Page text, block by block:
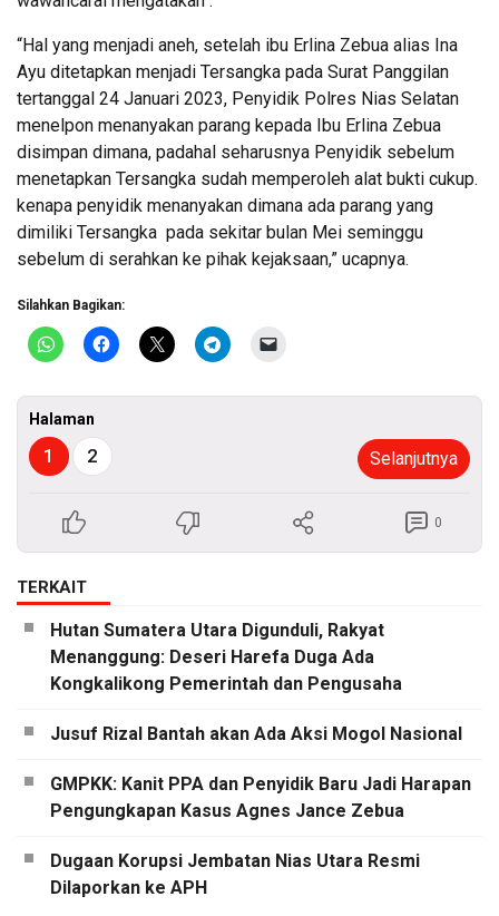
“Hal yang menjadi aneh, setelah ibu Erlina Zebua alias Ina
Ayu ditetapkan menjadi Tersangka pada Surat Panggilan
tertanggal 24 Januari 2023, Penyidik Polres Nias Selatan
menelpon menanyakan parang kepada Ibu Erlina Zebua
disimpan dimana, padahal seharusnya Penyidik sebelum
menetapkan Tersangka sudah memperoleh alat bukti cukup.
kenapa penyidik menanyakan dimana ada parang yang
dimiliki Tersangka pada sekitar bulan Mei seminggu
sebelum di serahkan ke pihak kejaksaan,” ucapnya.
Silahkan Bagikan:
Halaman
1 2 Selanjutnya
0
TERKAIT
Hutan Sumatera Utara Digunduli, Rakyat
Menanggung: Deseri Harefa Duga Ada
Kongkalikong Pemerintah dan Pengusaha
Jusuf Rizal Bantah akan Ada Aksi Mogol Nasional
GMPKK: Kanit PPA dan Penyidik Baru Jadi Harapan
Pengungkapan Kasus Agnes Jance Zebua
Dugaan Korupsi Jembatan Nias Utara Resmi
Dilaporkan ke APH